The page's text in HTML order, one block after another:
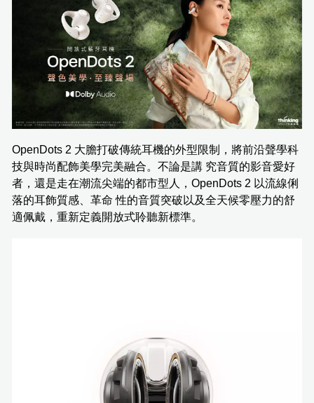
OpenDots 2 大膽打破傳統耳機的外型限制，將前沿聲學科
技與時尚配飾美學完美融合。不論是講 究音質的影音愛好
者，還是走在潮流尖端的都市型人，OpenDots 2 以流線俐
落的耳飾質感、革命 性的音質突破以及全天候零壓力的舒
適佩戴，重新定義開放式聆聽新標準。